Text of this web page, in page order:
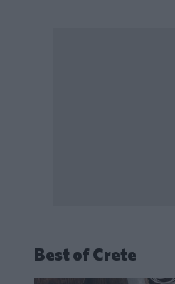
Best of Crete